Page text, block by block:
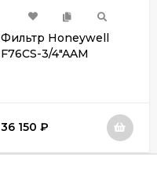
Фильтр Honeywell
F76CS-3/4"AAМ
36 150 ₽